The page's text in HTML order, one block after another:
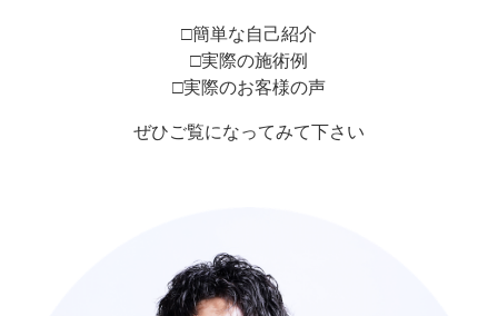
□簡単な自己紹介
□実際の施術例
□実際のお客様の声
ぜひご覧になってみて下さい